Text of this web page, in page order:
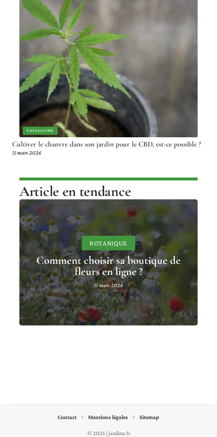
PAYSAGISME
Cultiver le chanvre dans son jardin pour le CBD, est-ce possible ?
11 mars 2026
Article en tendance
BOTANIQUE
Comment choisir sa boutique de
fleurs en ligne ?
11 mars 2026
© 2025 | jardino.fr
Contact Mentions légales Sitemap